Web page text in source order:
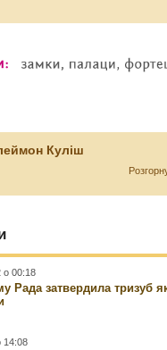
Куліш
о 00:18
Рада затвердила тризуб
14:08